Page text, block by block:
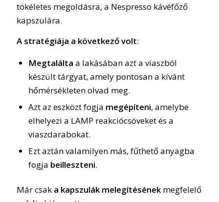
tökéletes megoldásra, a Nespresso kávéfőző
kapszulára.
A stratégiája a következő volt:
Megtalálta a lakásában azt a viaszból
készült tárgyat, amely pontosan a kívánt
hőmérsékleten olvad meg.
Azt az eszközt fogja megépíteni, amelybe
elhelyezi a LAMP reakciócsöveket és a
viaszdarabokat.
Ezt aztán valamilyen más, fűthető anyagba
fogja beilleszteni.
Már csaka kapszulák melegítésénekmegfelelő